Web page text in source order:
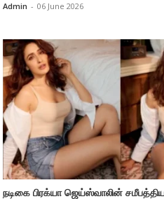
Admin - 06 June 2026
நடிகை பிரக்யா ஜெய்ஸ்வாலின்